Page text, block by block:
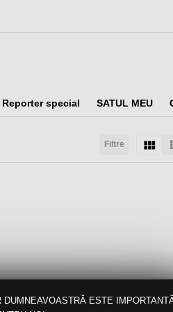
DUMNEAVOASTRĂ ESTE
Reporter special SATUL MEU
Filtre